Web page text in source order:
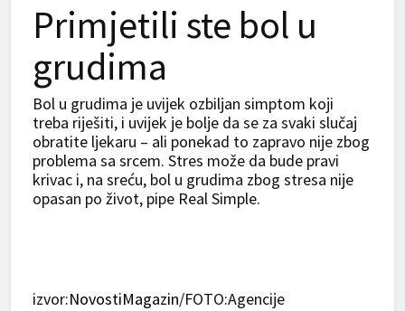
Primjetili ste bol u
grudima
Bol u grudima je uvijek ozbiljan simptom koji
treba riješiti, i uvijek je bolje da se za svaki slučaj
obratite ljekaru – ali ponekad to zapravo nije zbog
problema sa srcem. Stres može da bude pravi
krivac i, na sreću, bol u grudima zbog stresa nije
opasan po život, pipe Real Simple.
izvor:NovostiMagazin/FOTO:Agencije